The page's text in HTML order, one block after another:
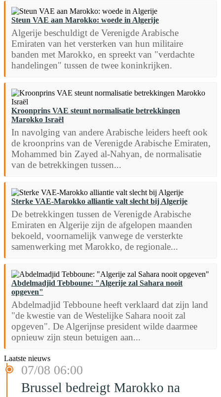
Steun VAE aan Marokko: woede in Algerije
Algerije beschuldigt de Verenigde Arabische
Emiraten van het versterken van hun militaire
banden met Marokko, en spreekt van "verdachte
handelingen" tussen de twee koninkrijken.
Kroonprins VAE steunt normalisatie betrekkingen
Marokko Israël
In navolging van andere Arabische leiders heeft ook
de kroonprins van de Verenigde Arabische Emiraten,
Mohammed bin Zayed al-Nahyan, de normalisatie
van de betrekkingen tussen...
Sterke VAE-Marokko alliantie valt slecht bij Algerije
De betrekkingen tussen de Verenigde Arabische
Emiraten en Algerije zijn de afgelopen maanden
bekoeld, voornamelijk vanwege de versterkte
samenwerking met Marokko, de regionale...
Abdelmadjid Tebboune: "Algerije zal Sahara nooit
opgeven"
Abdelmadjid Tebboune heeft verklaard dat zijn land
"de kwestie van de Westelijke Sahara nooit zal
opgeven". De Algerijnse president wilde daarmee
opnieuw zijn steun betuigen aan...
Laatste nieuws
07/08 06:00
Brussel bedreigt Marokko na